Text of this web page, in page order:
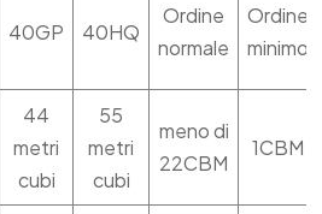
40GP 40HQ
Ordine
normale
Ordine
minimo
44
metri
cubi
55
metri
cubi
meno di
22CBM
1CBM